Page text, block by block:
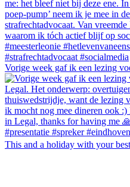
Vorige week gaf ik een lezing
This and a holiday with your